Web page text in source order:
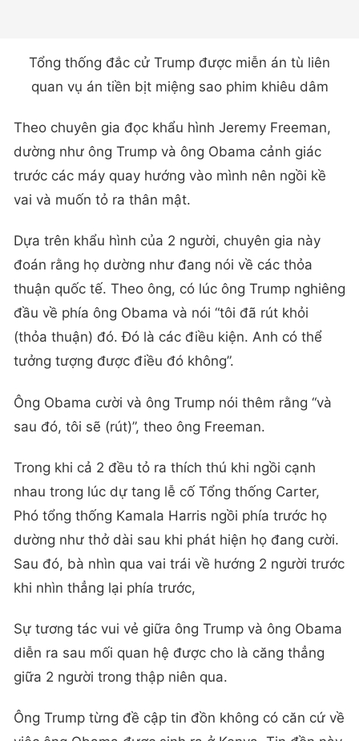
Tổng thống đắc cử Trump được miễn án tù liên
quan vụ án tiền bịt miệng sao phim khiêu dâm
Theo chuyên gia đọc khẩu hình Jeremy Freeman,
dường như ông Trump và ông Obama cảnh giác
trước các máy quay hướng vào mình nên ngồi kề
vai và muốn tỏ ra thân mật.
Dựa trên khẩu hình của 2 người, chuyên gia này
đoán rằng họ dường như đang nói về các thỏa
thuận quốc tế. Theo ông, có lúc ông Trump nghiêng
đầu về phía ông Obama và nói “tôi đã rút khỏi
(thỏa thuận) đó. Đó là các điều kiện. Anh có thể
tưởng tượng được điều đó không”.
Ông Obama cười và ông Trump nói thêm rằng “và
sau đó, tôi sẽ (rút)”, theo ông Freeman.
Trong khi cả 2 đều tỏ ra thích thú khi ngồi cạnh
nhau trong lúc dự tang lễ cố Tổng thống Carter,
Phó tổng thống Kamala Harris ngồi phía trước họ
dường như thở dài sau khi phát hiện họ đang cười.
Sau đó, bà nhìn qua vai trái về hướng 2 người trước
khi nhìn thẳng lại phía trước,
Sự tương tác vui vẻ giữa ông Trump và ông Obama
diễn ra sau mối quan hệ được cho là căng thẳng
giữa 2 người trong thập niên qua.
Ông Trump từng đề cập tin đồn không có căn cứ về